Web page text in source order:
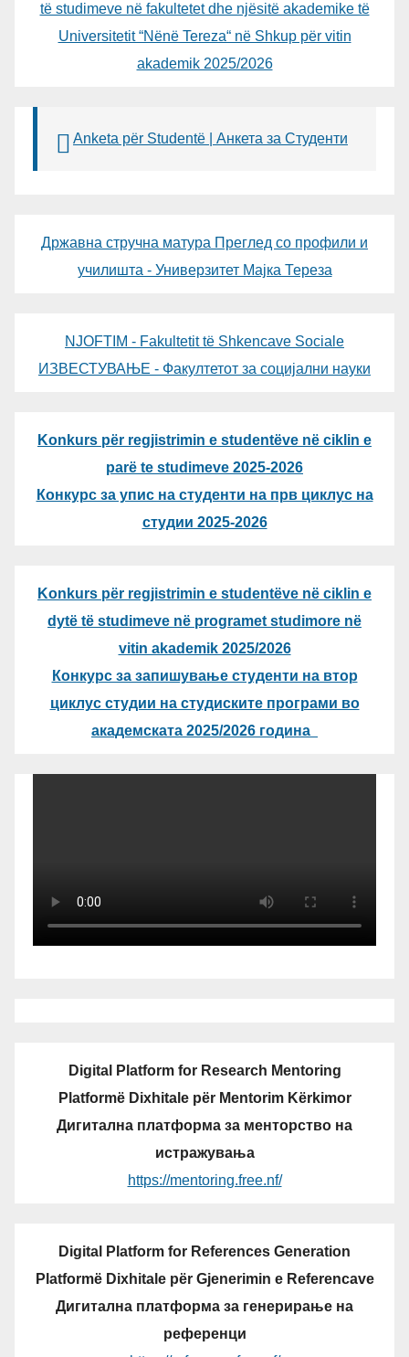
të studimeve në fakultetet dhe njësitë akademike të
Universitetit “Nënë Tereza“ në Shkup për vitin
akademik 2025/2026
Anketa për Studentë | Анкета за Студенти
Државна стручна матура Преглед со профили и
училишта - Универзитет Мајка Тереза
NJOFTIM - Fakultetit të Shkencave Sociale
ИЗВЕСТУВАЊЕ - Факултетот за социјални науки
Konkurs për regjistrimin e studentëve në ciklin e
parë te studimeve 2025-2026
Конкурс за упис на студенти на прв циклус на
студии 2025-2026
Konkurs për regjistrimin e studentëve në ciklin e
dytë të studimeve në programet studimore në
vitin akademik 2025/2026
Конкурс за запишување студенти на втор
циклус студии на студиските програми во
академската 2025/2026 година
Digital Platform for Research Mentoring
Platformë Dixhitale për Mentorim Kërkimor
Дигитална платформа за менторство на
истражувања
https://mentoring.free.nf/
Digital Platform for References Generation
Platformë Dixhitale për Gjenerimin e Referencave
Дигитална платформа за генерирање на
референци